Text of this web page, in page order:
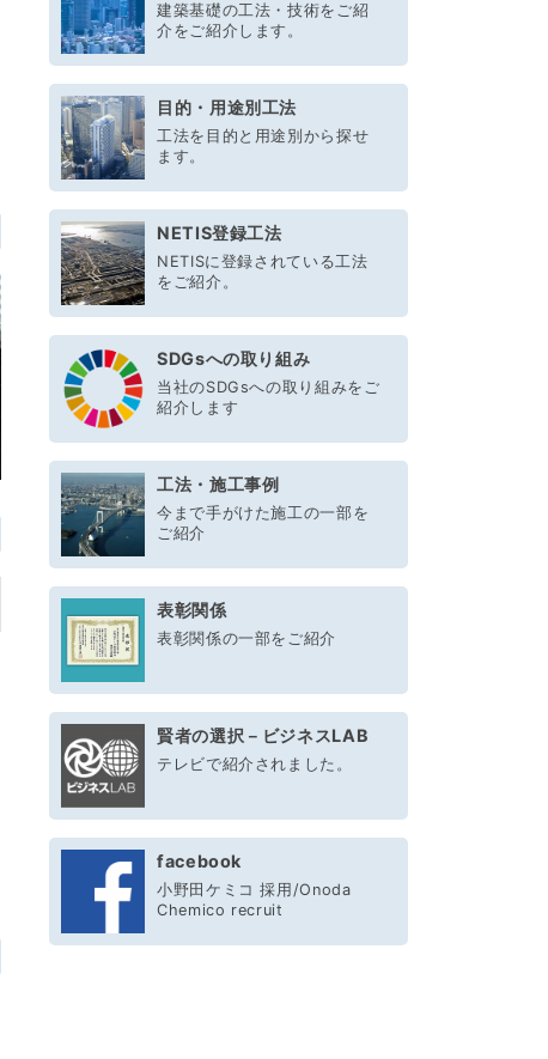
建築基礎の工法・技術をご紹
介をご紹介します。
目的・用途別工法
工法を目的と用途別から探せ
ます。
NETIS登録工法
NETISに登録されている工法
をご紹介。
SDGsへの取り組み
当社のSDGsへの取り組みをご
紹介します
工法・施工事例
今まで手がけた施工の一部を
ご紹介
表彰関係
表彰関係の一部をご紹介
賢者の選択－ビジネスLAB
テレビで紹介されました。
facebook
小野田ケミコ 採用/Onoda
Chemico recruit